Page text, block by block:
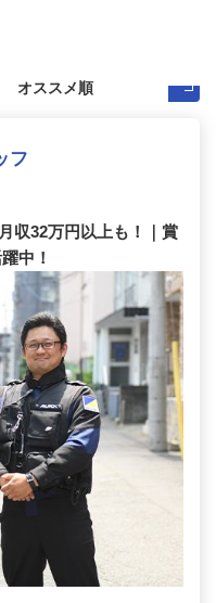
フ
収32万円以上も！｜賞
中！